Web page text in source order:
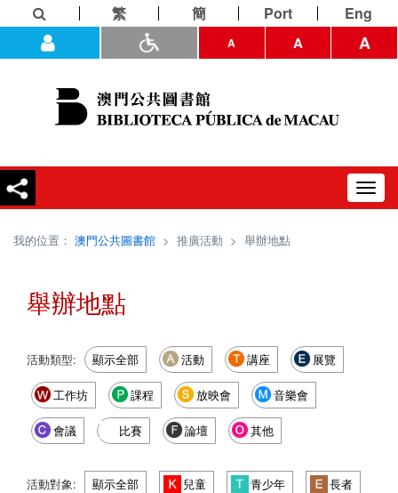
繁 簡 Port Eng
A A A
我的位置： 澳門公共圖書館 > 推廣活動 > 舉辦地點
舉辦地點
活動類型: 顯示全部 活動 講座 展覽
工作坊 課程 放映會 音樂會
會議 比賽 論壇 其他
活動對象: 顯示全部 兒童 青少年 長者